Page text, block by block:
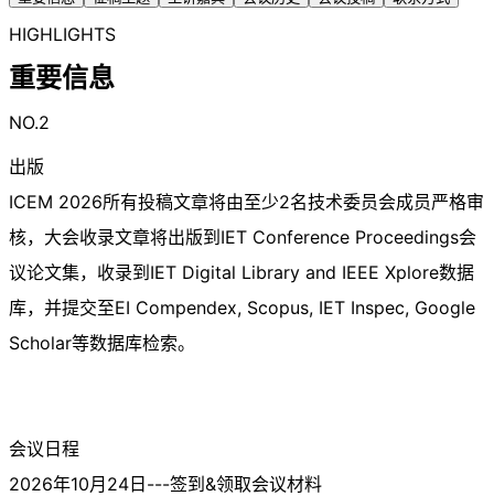
HIGHLIGHTS
重要信息
NO.2
出版
ICEM 2026所有投稿文章将由至少2名技术委员会成员严格审
核，大会收录文章将出版到IET Conference Proceedings会
议论文集，收录到IET Digital Library and IEEE Xplore数据
库，并提交至EI Compendex, Scopus, IET Inspec, Google
Scholar等数据库检索。
会议日程
2026年10月24日---签到&领取会议材料